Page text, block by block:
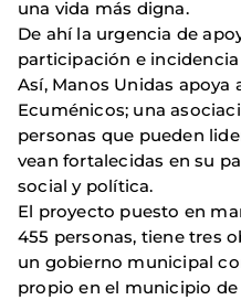
una vida más digna.
De ahí la urgencia de
participación e
Así, Manos Unidas apoya
Ecuménicos; una
personas que pueden
vean fortalecidas en su
social y política.
El proyecto puesto en
455 personas, tiene tres
un gobierno municipal
propio en el municipio de